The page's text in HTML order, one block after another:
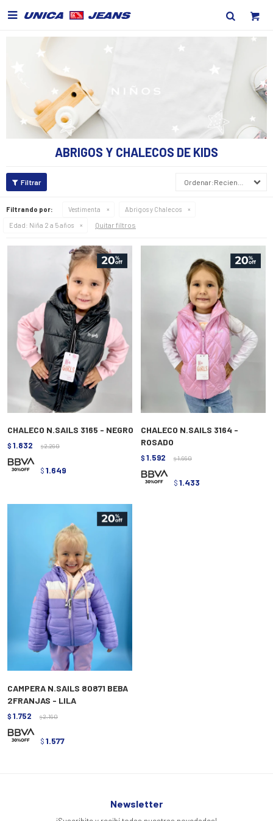

ABRIGOS Y CHALECOS DE KIDS
Recientes
Filtrando por: Vestimenta
Abrigos y Chalecos
Edad: Niña 2 a 5 años Quitar filtros
CHALECO N.SAILS 3165 - NEGRO
$ 1.832 $ 2.290
$ 1.649
CHALECO N.SAILS 3164 -
ROSADO
$ 1.592 $ 1.990
$ 1.433
CAMPERA N.SAILS 80871 BEBA
2FRANJAS - LILA
$ 1.752 $ 2.190
$ 1.577
Newsletter